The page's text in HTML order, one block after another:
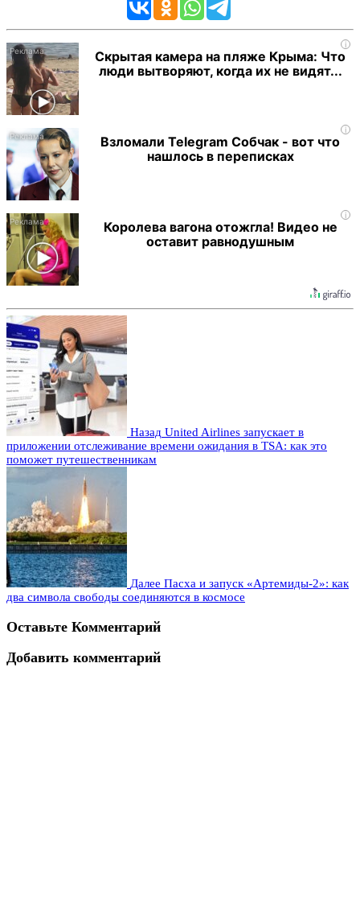
i
Скрытая камера на пляже Крыма: Что
люди вытворяют, когда их не видят...
i
Взломали Telegram Собчак - вот что
нашлось в переписках
i
Королева вагона отожгла! Видео не
оставит равнодушным
Назад United Airlines запускает в
приложении отслеживание времени ожидания в TSA: как это
поможет путешественникам
Далее Пасха и запуск «Артемиды‑2»: как
два символа свободы соединяются в космосе
Оставьте Комментарий
Добавить комментарий